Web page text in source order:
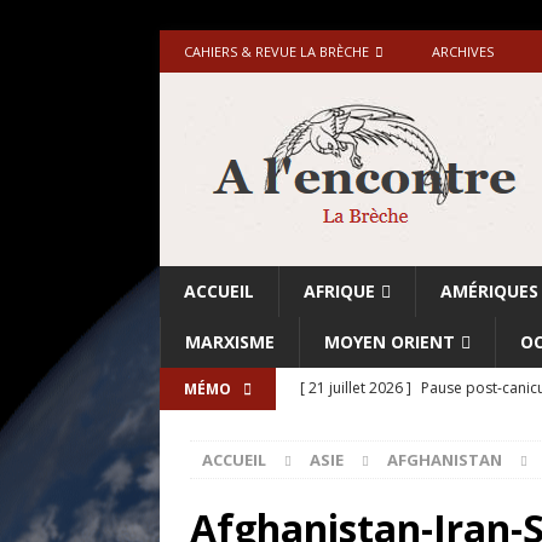
CAHIERS & REVUE LA BRÈCHE ARCHIVES
ACCUEIL AFRIQUE AMÉRIQUES
MARXISME MOYEN ORIENT
MÉMO [ 21 juillet 2026 ] Pause post-
[ 18 juillet 2026 ] Israël-Palestine.
avant les élections du 27 octobre»
ACCUEIL ASIE AFGHANISTAN
Afghanistan-Iran-